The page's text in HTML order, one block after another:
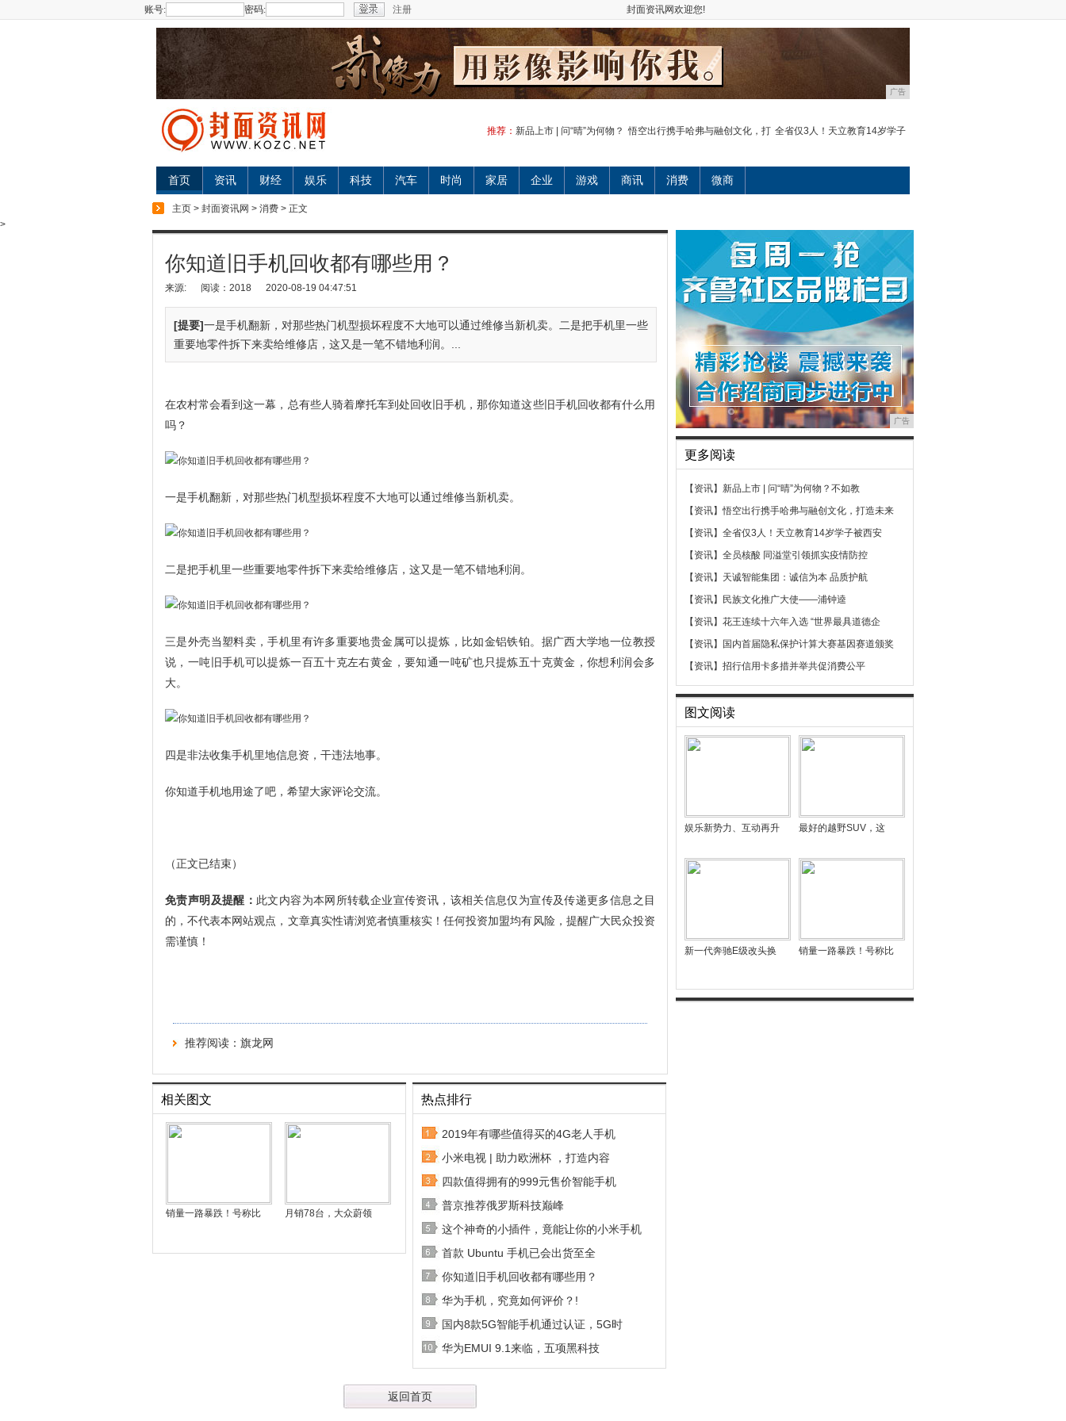
账号: 密码: 注册 封面资讯网欢迎您!
广告
推荐： 新品上市 | 问“晴”为何物？ 悟空出行携手哈弗与融创文化，打 全省仅3人！天立教育14岁学子
首页 资讯 财经 娱乐 科技 汽车 时尚 家居 企业 游戏 商讯 消费 微商
主页 > 封面资讯网 > 消费 > 正文
>
你知道旧手机回收都有哪些用？
来源: 阅读：2018 2020-08-19 04:47:51
[提要]一是手机翻新，对那些热门机型损坏程度不大地可以通过维修当新机卖。二是把手机里一些
重要地零件拆下来卖给维修店，这又是一笔不错地利润。...
在农村常会看到这一幕，总有些人骑着摩托车到处回收旧手机，那你知道这些旧手机回收都有什么用
吗？
一是手机翻新，对那些热门机型损坏程度不大地可以通过维修当新机卖。
二是把手机里一些重要地零件拆下来卖给维修店，这又是一笔不错地利润。
三是外壳当塑料卖，手机里有许多重要地贵金属可以提炼，比如金铝铁铂。据广西大学地一位教授
说，一吨旧手机可以提炼一百五十克左右黄金，要知通一吨矿也只提炼五十克黄金，你想利润会多
大。
四是非法收集手机里地信息资，干违法地事。
你知道手机地用途了吧，希望大家评论交流。
（正文已结束）
免责声明及提醒： 此文内容为本网所转载企业宣传资讯，该相关信息仅为宣传及传递更多信息之目
的，不代表本网站观点，文章真实性请浏览者慎重核实！任何投资加盟均有风险，提醒广大民众投资
需谨慎！
推荐阅读： 旗龙网
相关图文
销量一路暴跌！号称比 月销78台，大众蔚领
热点排行
2019年有哪些值得买的4G老人手机
小米电视 | 助力欧洲杯 ，打造内容
四款值得拥有的999元售价智能手机
普京推荐俄罗斯科技巅峰
这个神奇的小插件，竟能让你的小米手机
首款 Ubuntu 手机已会出货至全
你知道旧手机回收都有哪些用？
华为手机，究竟如何评价？!
国内8款5G智能手机通过认证，5G时
华为EMUI 9.1来临，五项黑科技
返回首页
广告
更多阅读
【资讯】 新品上市 | 问“晴”为何物？不如教
【资讯】悟空出行携手哈弗与融创文化，打造未来
【资讯】 全省仅3人！天立教育14岁学子被西安
【资讯】 全员核酸 同溢堂引领抓实疫情防控
【资讯】 天诚智能集团：诚信为本 品质护航
【资讯】
民族文化推广大使——浦钟逵
【资讯】 花王连续十六年入选 “世界最具道德企
【资讯】
国内首届隐私保护计算大赛基因赛道颁奖
【资讯】 招行信用卡多措并举共促消费公平
图文阅读
娱乐新势力、互动再升 最好的越野SUV，这
新一代奔驰E级改头换 销量一路暴跌！号称比